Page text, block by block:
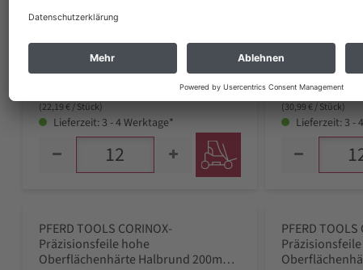
266,32 €
(22,19 € / Stück)
Lieferzeit: 3 - 4 Werktage*
inkl. MwSt zzgl.
(30,99 € / Stück)
Lieferzeit: 3 -
PFERD TOOLS CORINOX-
Präzisionsfeile hohe
Oberflächenhärte Halbrund 200mm
PFERD TOOLS